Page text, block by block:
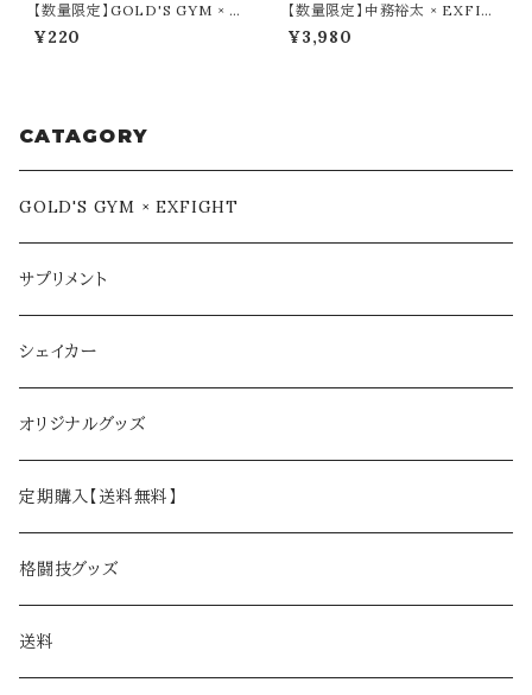
【数量限定】GOLD'S GYM × E
XFIGHT ステッカー（GOLD ×
BLACK）
¥220
【数量限定】中務裕太 × EXFIG
HT Tシャツ（たかし けんこうだ
いいちver.）
¥3,980
CATAGORY
GOLD'S GYM × EXFIGHT
サプリメント
シェイカー
オリジナルグッズ
定期購入【送料無料】
格闘技グッズ
送料